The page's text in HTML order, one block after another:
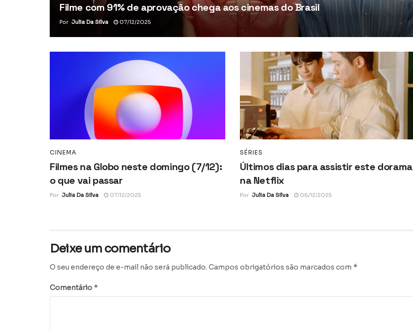
Filme com 91% de aprovação chega aos cinemas do Brasil
Por Julia Da Silva 07/12/2025
CINEMA
Filmes na Globo neste domingo (7/12):
o que vai passar
Por Julia Da Silva 07/12/2025
SÉRIES
Últimos dias para assistir este dorama
na Netflix
Por Julia Da Silva 06/12/2025
Deixe um comentário
O seu endereço de e-mail não será publicado. Campos obrigatórios são marcados com *
Comentário *